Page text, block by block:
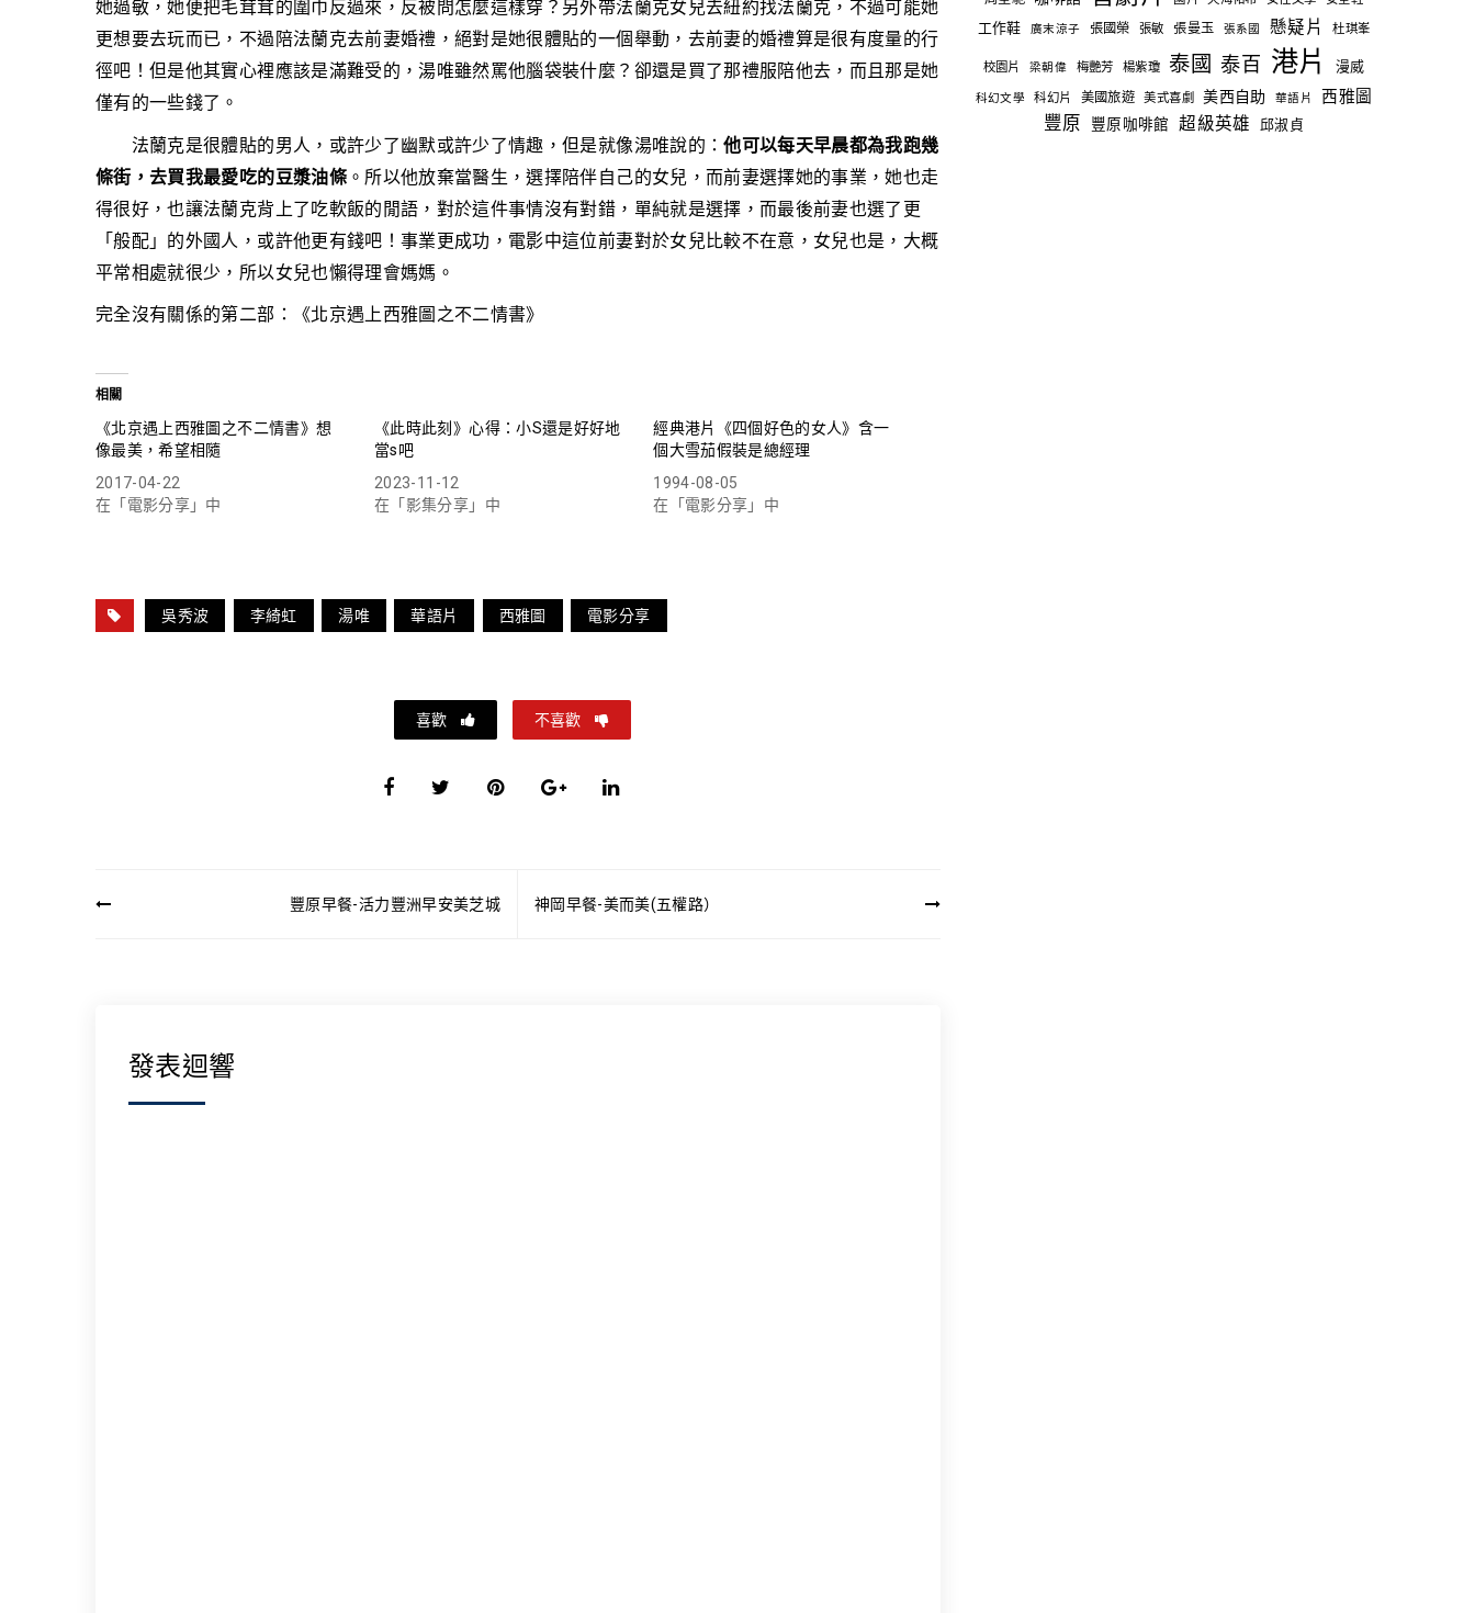
她過敏，她便把毛茸茸的圍巾反過來，反被問怎麼這樣穿？另外帶法蘭克女兒去紐約找法蘭克，不過可能她
更想要去玩而已，不過陪法蘭克去前妻婚禮，絕對是她很體貼的一個舉動，去前妻的婚禮算是很有度量的行
徑吧！但是他其實心裡應該是滿難受的，湯唯雖然罵他腦袋裝什麼？卻還是買了那禮服陪他去，而且那是她
僅有的一些錢了。
法蘭克是很體貼的男人，或許少了幽默或許少了情趣，但是就像湯唯說的：他可以每天早晨都為我跑幾
條街，去買我最愛吃的豆漿油條。所以他放棄當醫生，選擇陪伴自己的女兒，而前妻選擇她的事業，她也走
得很好，也讓法蘭克背上了吃軟飯的閒語，對於這件事情沒有對錯，單純就是選擇，而最後前妻也選了更
「般配」的外國人，或許他更有錢吧！事業更成功，電影中這位前妻對於女兒比較不在意，女兒也是，大概
平常相處就很少，所以女兒也懶得理會媽媽。
完全沒有關係的第二部：《北京遇上西雅圖之不二情書》
相關
《北京遇上西雅圖之不二情書》想
像最美，希望相隨
2017-04-22
在「電影分享」中
《此時此刻》心得：小S還是好好地
當s吧
2023-11-12
在「影集分享」中
經典港片《四個好色的女人》含一
個大雪茄假裝是總經理
1994-08-05
在「電影分享」中
吳秀波 李綺虹 湯唯 華語片 西雅圖 電影分享
喜歡 不喜歡
文
豐原早餐-活力豐洲早安美芝城 神岡早餐-美而美(五權路）
發表迴響
工作鞋 廣末涼子 張國榮 張敏 張曼玉 張系國 懸疑片 杜琪峯
校園片 梁朝偉 梅艷芳 楊紫瓊 泰國 泰百 港片 漫威
科幻文學 科幻片 美國旅遊 美式喜劇 美西自助 華語片 西雅圖
豐原 豐原咖啡館 超級英雄 邱淑貞